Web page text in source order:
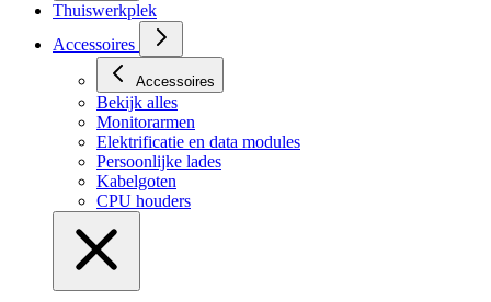
Thuiswerkplek
Accessoires
Accessoires
Bekijk alles
Monitorarmen
Elektrificatie en data modules
Persoonlijke lades
Kabelgoten
CPU houders